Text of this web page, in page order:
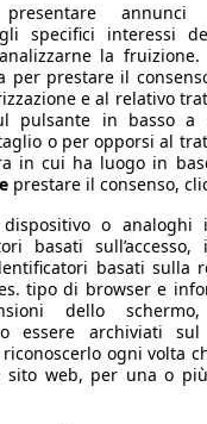
annunci
specifici interessi
la fruizione.
per prestare il
e al relativo
pulsante in basso a
o per opporsi al
in cui ha luogo in
prestare il consenso,
o analoghi
basati sull’accesso,
basati sulla
tipo di browser e
dello schermo,
essere archiviati
ogni volta
sito web, per una o